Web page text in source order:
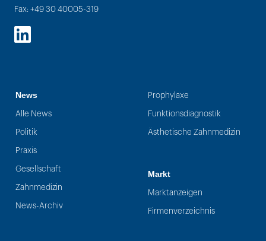
Fax: +49 30 40005-319
LinkedIn
News
Alle News
Politik
Praxis
Gesellschaft
Zahnmedizin
News-Archiv
Prophylaxe
Funktionsdiagnostik
Ästhetische Zahnmedizin
Markt
Marktanzeigen
Firmenverzeichnis